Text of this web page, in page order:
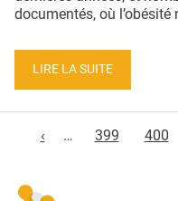
documentés, où l’obésité
LIRE LA SUITE
‹
… 399 400